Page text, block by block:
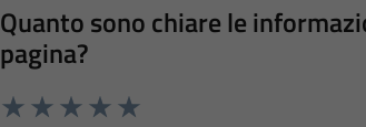
Quanto sono chiare le
pagina?